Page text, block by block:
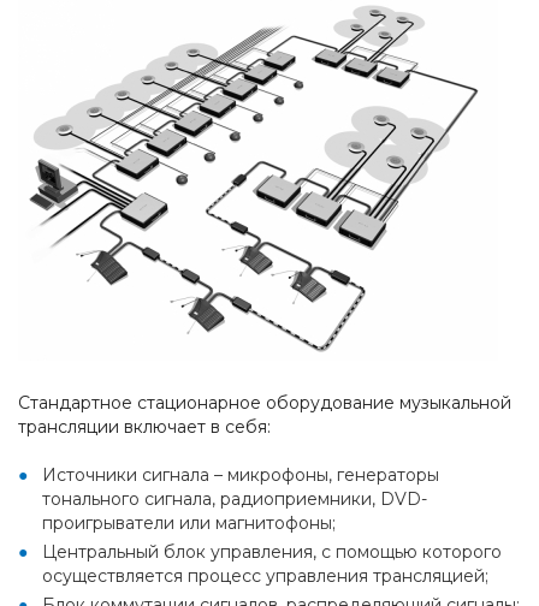
Стандартное стационарное оборудование музыкальной
трансляции включает в себя:
Источники сигнала – микрофоны, генераторы
тонального сигнала, радиоприемники, DVD-
проигрыватели или магнитофоны;
Центральный блок управления, с помощью которого
осуществляется процесс управления трансляцией;